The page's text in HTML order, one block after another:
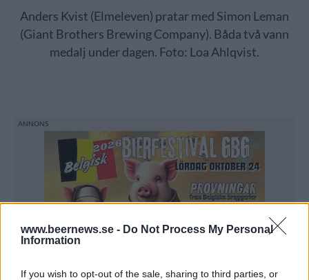
www.beernews.se - Do Not Process My Personal
Information
If you wish to opt-out of the sale, sharing to third parties, or
Anders Kvist (Elmeleven) pratar med Simon Leman
(Giant Brothers Brewing Company). Båda två vann
medalj under dagen. Foto: Loa Ahlqvist.